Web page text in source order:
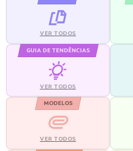
VER TODOS
GUIA DE TENDÊNCIAS
VER TODOS
MODELOS
VER TODOS